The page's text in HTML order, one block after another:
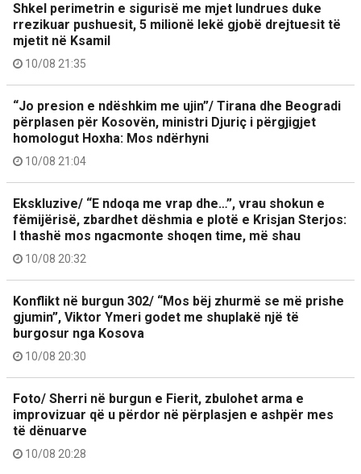
Shkel perimetrin e sigurisë me mjet lundrues duke
rrezikuar pushuesit, 5 milionë lekë gjobë drejtuesit të
mjetit në Ksamil
10/08 21:35
“Jo presion e ndëshkim me ujin”/ Tirana dhe Beogradi
përplasen për Kosovën, ministri Djuriç i përgjigjet
homologut Hoxha: Mos ndërhyni
10/08 21:04
Ekskluzive/ “E ndoqa me vrap dhe…”, vrau shokun e
fëmijërisë, zbardhet dëshmia e plotë e Krisjan Sterjos:
I thashë mos ngacmonte shoqen time, më shau
10/08 20:32
Konflikt në burgun 302/ “Mos bëj zhurmë se më prishe
gjumin”, Viktor Ymeri godet me shuplakë një të
burgosur nga Kosova
10/08 20:30
Foto/ Sherri në burgun e Fierit, zbulohet arma e
improvizuar që u përdor në përplasjen e ashpër mes
të dënuarve
10/08 20:28